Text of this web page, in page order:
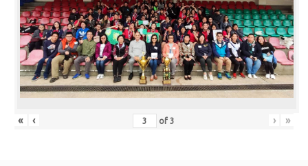
« ‹ of3 › »